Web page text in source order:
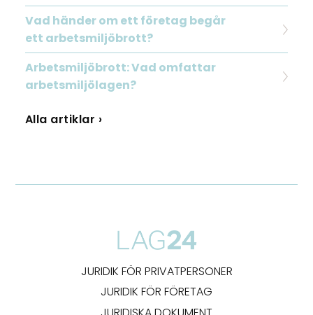
Vad händer om ett företag begår
ett arbetsmiljöbrott?
Arbetsmiljöbrott: Vad omfattar
arbetsmiljölagen?
Alla artiklar ›
JURIDIK FÖR PRIVATPERSONER
JURIDIK FÖR FÖRETAG